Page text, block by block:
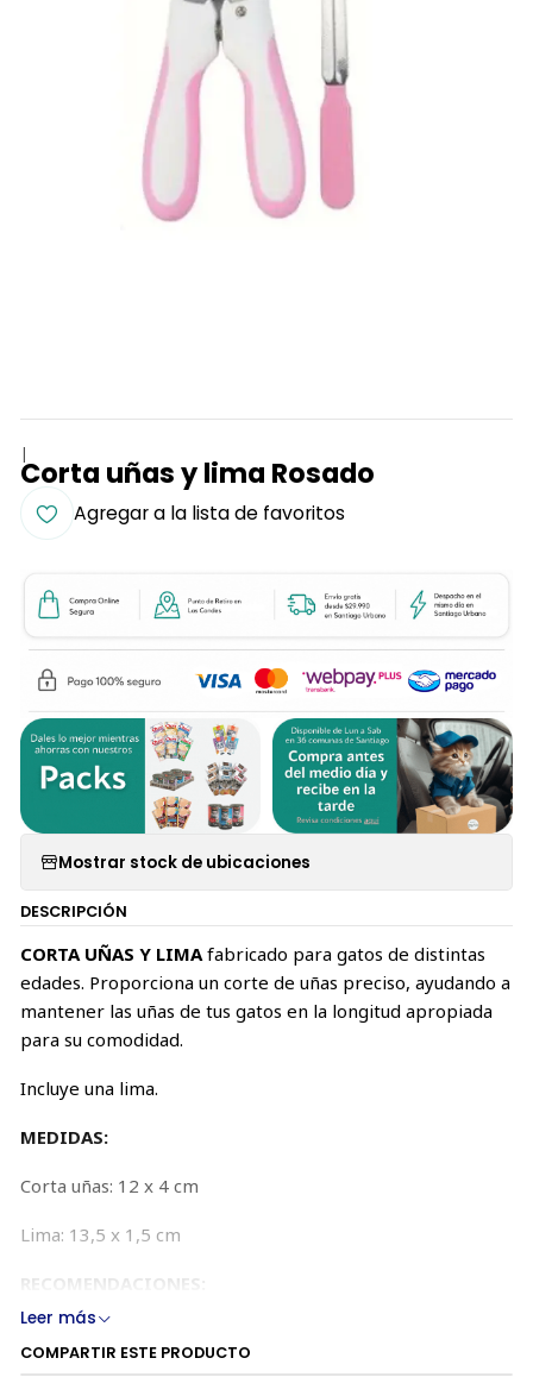
|
Corta uñas y lima Rosado
Agregar a la lista de favoritos
Mostrar stock de ubicaciones
DESCRIPCIÓN
CORTA UÑAS Y LIMAfabricado para gatos de distintas
edades. Proporciona un corte de uñas preciso, ayudando a
mantener las uñas de tus gatos en la longitud apropiada
para su comodidad.
Incluye una lima.
MEDIDAS:
Corta uñas: 12 x 4 cm
Lima: 13,5 x 1,5 cm
RECOMENDACIONES:
Recuerde solo cortar la punta afilada de las uñas de sus
gatos para no lastimarlo.
Leer más
COMPARTIR ESTE PRODUCTO